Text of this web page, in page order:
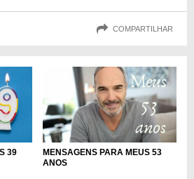
COMPARTILHAR
39
MENSAGENS PARA MEUS 53
ANOS